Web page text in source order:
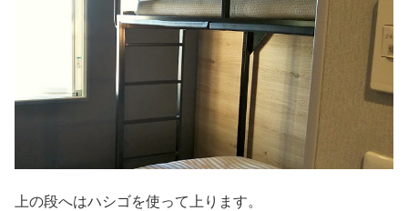
上の段へはハシゴを使って上ります。